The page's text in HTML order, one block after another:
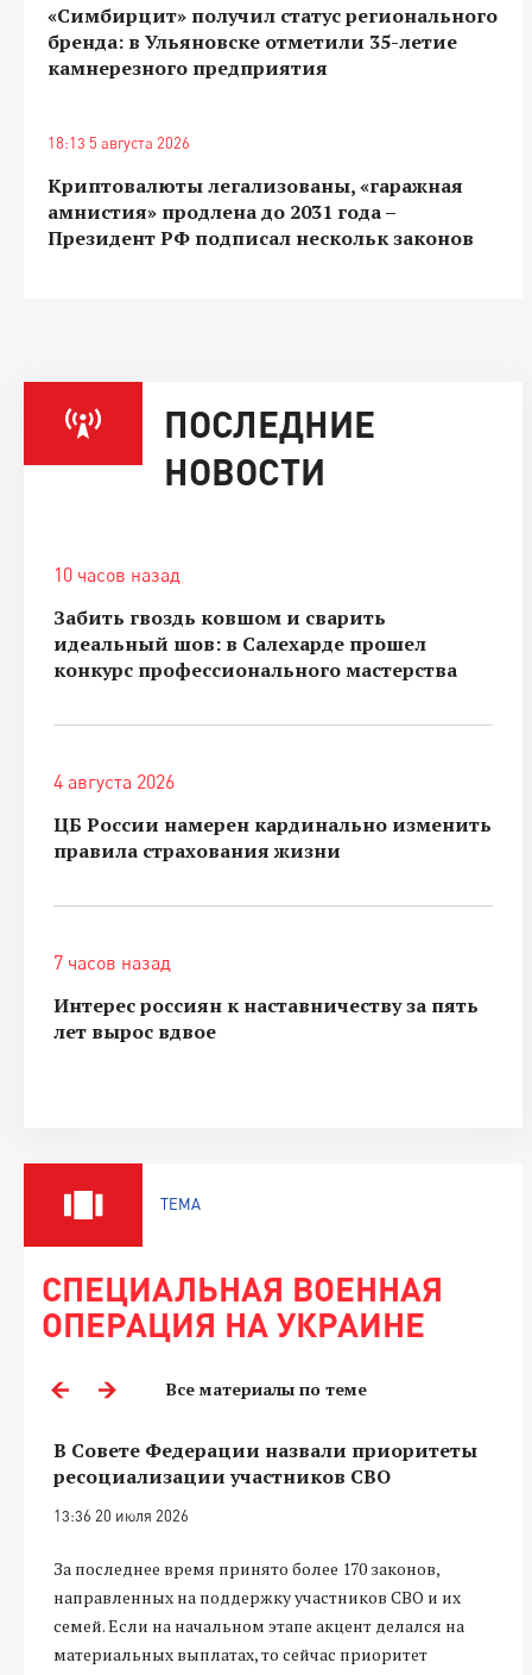
«Симбирцит» получил статус регионального
бренда: в Ульяновске отметили 35-летие
камнерезного предприятия
18:13 5 августа 2026
Криптовалюты легализованы, «гаражная
амнистия» продлена до 2031 года –
Президент РФ подписал нескольк законов
ПОСЛЕДНИЕ
НОВОСТИ
10 часов назад
Забить гвоздь ковшом и сварить
идеальный шов: в Салехарде прошел
конкурс профессионального мастерства
4 августа 2026
ЦБ России намерен кардинально изменить
правила страхования жизни
7 часов назад
Интерес россиян к наставничеству за пять
лет вырос вдвое
ТЕМА
СПЕЦИАЛЬНАЯ ВОЕННАЯ
ОПЕРАЦИЯ НА УКРАИНЕ
Все материалы по теме
В Совете Федерации назвали приоритеты
ресоциализации участников СВО
13:36 20 июля 2026
За последнее время принято более 170 законов,
направленных на поддержку участников СВО и их
семей. Если на начальном этапе акцент делался на
материальных выплатах, то сейчас приоритет